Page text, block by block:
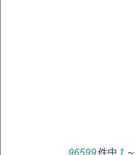
96599件中 1 ～